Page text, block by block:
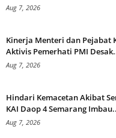
Aug 7, 2026
Kinerja Menteri dan Pejabat
Aktivis Pemerhati PMI
Aug 7, 2026
Hindari Kemacetan Akibat
KAI Daop 4 Semarang
Aug 7, 2026